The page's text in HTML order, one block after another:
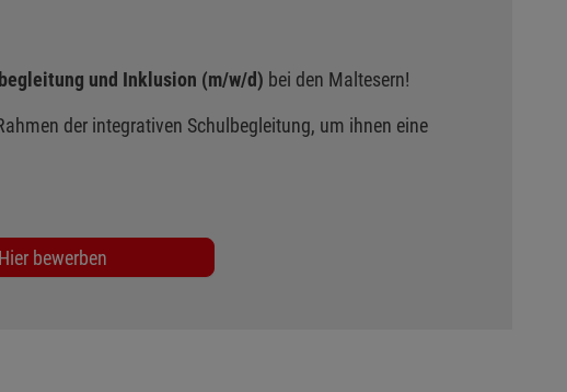
und Inklusion (m/w/d) bei den Maltesern!
der integrativen Schulbegleitung, um ihnen eine
Hier bewerben